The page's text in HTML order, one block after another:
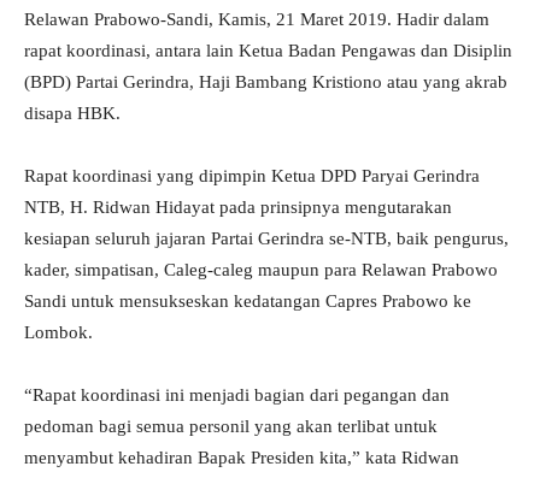
Relawan Prabowo-Sandi, Kamis, 21 Maret 2019. Hadir dalam
rapat koordinasi, antara lain Ketua Badan Pengawas dan Disiplin
(BPD) Partai Gerindra, Haji Bambang Kristiono atau yang akrab
disapa HBK.
Rapat koordinasi yang dipimpin Ketua DPD Paryai Gerindra
NTB, H. Ridwan Hidayat pada prinsipnya mengutarakan
kesiapan seluruh jajaran Partai Gerindra se-NTB, baik pengurus,
kader, simpatisan, Caleg-caleg maupun para Relawan Prabowo
Sandi untuk mensukseskan kedatangan Capres Prabowo ke
Lombok.
“Rapat koordinasi ini menjadi bagian dari pegangan dan
pedoman bagi semua personil yang akan terlibat untuk
menyambut kehadiran Bapak Presiden kita,” kata Ridwan